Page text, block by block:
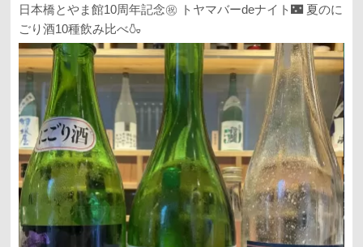
日本橋とやま館10周年記念㊗️ トヤマバーdeナイト🌃 夏のに
ごり酒10種飲み比べ🍶